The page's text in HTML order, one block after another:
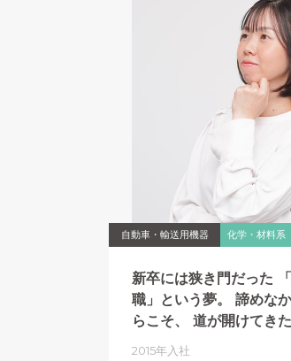
自動車・輸送用機器 化学・材料系
新卒には狭き門だった
職」という夢。
諦めな
らこそ、
道が開けてきた
2015年入社